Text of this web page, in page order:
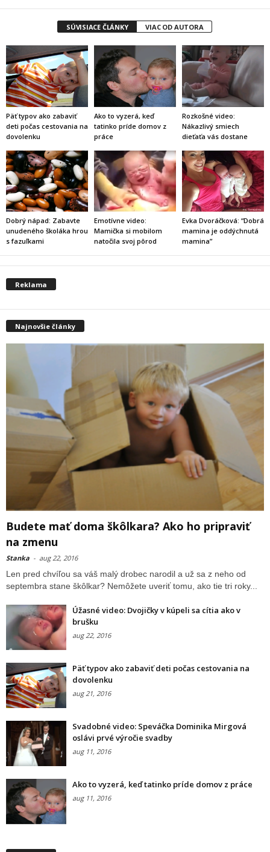
SÚVISIACE ČLÁNKY VIAC OD AUTORA
Päť typov ako zabaviť
deti počas cestovania na
dovolenku
Ako to vyzerá, keď
tatinko príde domov z
práce
Rozkošné video:
Nákazlivý smiech
dieťaťa vás dostane
Dobrý nápad: Zabavte
unudeného školáka hrou
s fazuľkami
Emotívne video:
Mamička si mobilom
natočila svoj pôrod
Evka Dvoráčková: “Dobrá
mamina je oddýchnutá
mamina”
Reklama
Najnovšie články
Budete mať doma škôlkara? Ako ho pripraviť
na zmenu
Stanka - aug 22, 2016
Len pred chvíľou sa váš malý drobec narodil a už sa z neho od
septembra stane škôlkar? Nemôžete uveriť tomu, ako tie tri roky...
Úžasné video: Dvojičky v kúpeli sa cítia ako v
brušku
aug 22, 2016
Päť typov ako zabaviť deti počas cestovania na
dovolenku
aug 21, 2016
Svadobné video: Speváčka Dominika Mirgová
oslávi prvé výročie svadby
aug 11, 2016
Ako to vyzerá, keď tatinko príde domov z práce
aug 11, 2016